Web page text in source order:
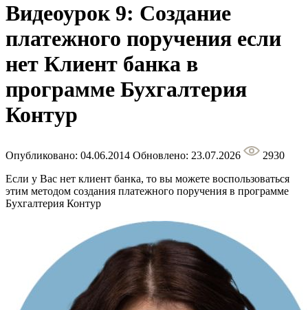
Видеоурок 9: Создание
платежного поручения если
нет Клиент банка в
программе Бухгалтерия
Контур
Опубликовано: 04.06.2014 Обновлено: 23.07.2026
2930
Если у Вас нет клиент банка, то вы можете воспользоваться
этим методом создания платежного поручения в программе
Бухгалтерия Контур